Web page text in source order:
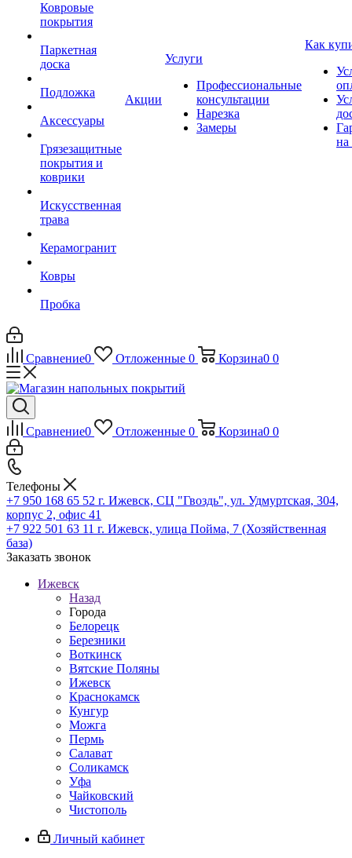
Ковровые
покрытия
Паркетная
доска
Подложка
Аксессуары
Грязезащитные
покрытия и
коврики
Искусственная
трава
Керамогранит
Ковры
Пробка
Акции
Услуги
Профессиональные
консультации
Нарезка
Замеры
Как
на
Сравнение0 Отложенные 0 Корзина0 0
Сравнение0 Отложенные 0 Корзина0 0
Телефоны
+7 950 168 65 52 г. Ижевск, СЦ "Гвоздь", ул. Удмуртская, 304,
корпус 2, офис 41
+7 922 501 63 11 г. Ижевск, улица Пойма, 7 (Хозяйственная
база)
Заказать звонок
Ижевск
Назад
Города
Белорецк
Березники
Воткинск
Вятские Поляны
Ижевск
Краснокамск
Кунгур
Можга
Пермь
Салават
Соликамск
Уфа
Чайковский
Чистополь
Личный кабинет